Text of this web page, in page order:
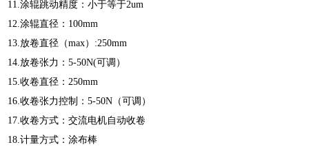
11.涂辊跳动精度：小于等于2um
12.涂辊直径：100mm
13.放卷直径（max）:250mm
14.放卷张力：5-50N(可调）
15.收卷直径：250mm
16.收卷张力控制：5-50N（可调）
17.收卷方式：交流电机自动收卷
18.计量方式：涂布棒